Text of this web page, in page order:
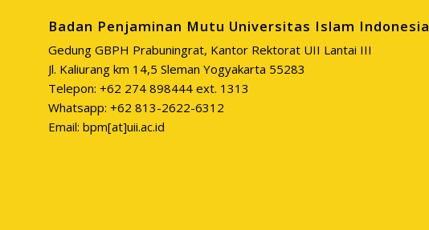
Badan Penjaminan Mutu Universitas Islam Indonesia
Gedung GBPH Prabuningrat, Kantor Rektorat UII Lantai III
Jl. Kaliurang km 14,5 Sleman Yogyakarta 55283
Telepon: +62 274 898444 ext. 1313
Whatsapp: +62 813-2622-6312
Email: bpm[at]uii.ac.id